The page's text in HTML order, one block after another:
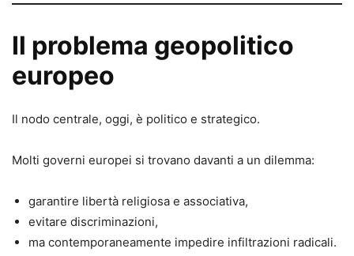
Il problema geopolitico
europeo
Il nodo centrale, oggi, è politico e strategico.
Molti governi europei si trovano davanti a un dilemma:
garantire libertà religiosa e associativa,
evitare discriminazioni,
ma contemporaneamente impedire infiltrazioni radicali.